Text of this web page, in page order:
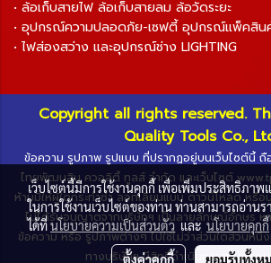
• ล้อเก็บสายไฟ ล้อเก็บสายลม ล้อวัดระยะ
• อุปกรณ์ความปลอดภัย-เซฟตี้ อุปกรณ์แพ็คสิน
• ไฟส่องสว่าง และอุปกรณ์ช่าง LIGHTING
Copyright all rights reserved.
Quality Tools Co.,
ข้อความ รูปภาพ รูปแบบ ที่ปรากฏอยู่บนเว็บไซต์นี้
ไทยพัฒนสิน ควอลิตี้ ทูลส์ จำกัด และเว็บไซต์
ห้ามมิให้ผู้ใดกระทำซ้ำ ลอกเลียนแบบ ดาวน์โหลด หรือ
ไม่ได้รับอนุญาตจากบริษัทฯ เป็นลายลักษณ์อักษร ห
ข้อความ หรือ รูปภาพต่างๆ ไปใช้ไม่ว่าส่วนใดส่วนห
ทางบริษัทฯ มีสิทธิ์ดำเนินการตามกฎห
เว็บไซต์นี้มีการใช้งานคุกกี้ เพื่อเพิ่มประสิทธิภา
ในการใช้งานเว็บไซต์ของท่าน ท่านสามารถอ่านร
ได้ที่นโยบายความเป็นส่วนตัวและนโยบายคุกกี้
ตั้งค่าคุกกี้ ยอมรับทั้งห